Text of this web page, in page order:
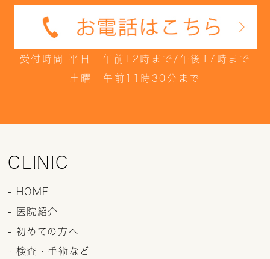
受付時間 平日 午前12時まで/午後17時まで
土曜 午前11時30分まで
CLINIC
- HOME
- 医院紹介
- 初めての方へ
- 検査・手術など